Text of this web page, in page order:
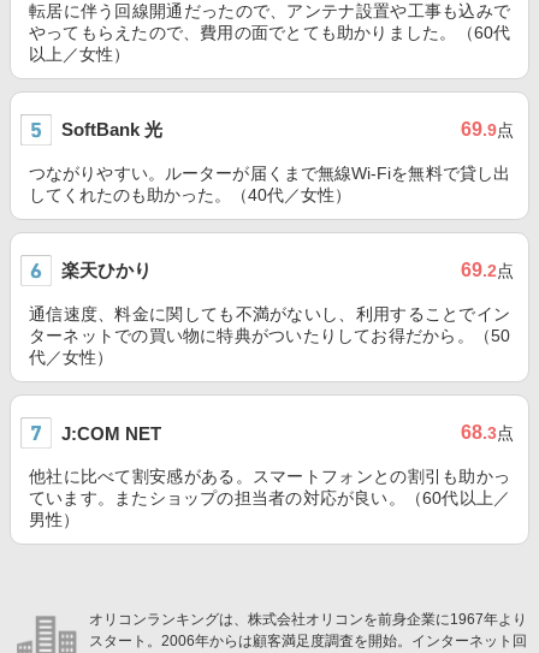
転居に伴う回線開通だったので、アンテナ設置や工事も込みで
やってもらえたので、費用の面でとても助かりました。（60代
以上／女性）
SoftBank 光 69.9点
つながりやすい。ルーターが届くまで無線Wi-Fiを無料で貸し出
してくれたのも助かった。（40代／女性）
楽天ひかり 69.2点
通信速度、料金に関しても不満がないし、利用することでイン
ターネットでの買い物に特典がついたりしてお得だから。（50
代／女性）
J:COM NET 68.3点
他社に比べて割安感がある。スマートフォンとの割引も助かっ
ています。またショップの担当者の対応が良い。（60代以上／
男性）
オリコンランキングは、株式会社オリコンを前身企業に1967年より
スタート。2006年からは顧客満足度調査を開始。インターネット回